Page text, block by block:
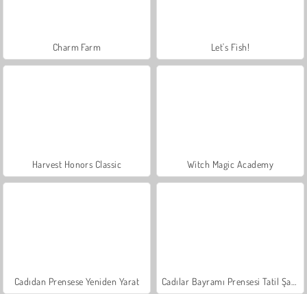
Charm Farm Let's Fish!
Harvest Honors Classic Witch Magic Academy
Cadıdan Prensese Yeniden Yarat